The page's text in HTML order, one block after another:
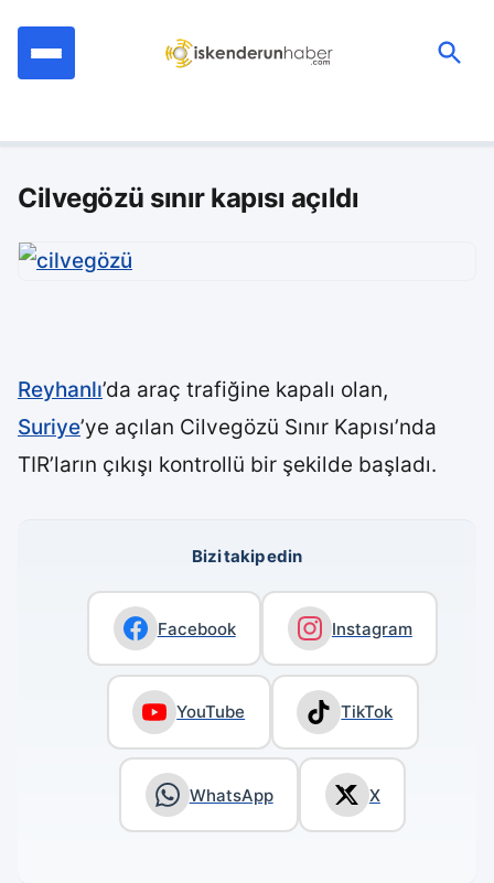
Cilvegözü sınır kapısı açıldı
Reyhanlı’da araç trafiğine kapalı olan,
Suriye’ye açılan Cilvegözü Sınır Kapısı’nda
TIR’ların çıkışı kontrollü bir şekilde başladı.
Bizi takip edin
Facebook Instagram
YouTube TikTok
WhatsApp X